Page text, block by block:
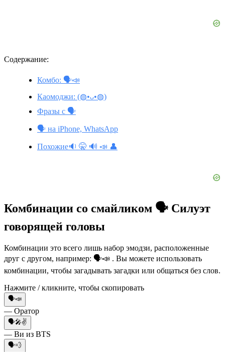
Содержание:
Комбо: 🗣️📣
Каомоджи: (◍•ᴗ•◍)
Фразы с 🗣️
🗣️ на iPhone, WhatsApp
Похожие🔉 🤫 🔊 📣 👤
Комбинации со смайликом 🗣️ Силуэт
говорящей головы
Комбинации это всего лишь набор эмодзи, расположенные
друг с другом, например: 🗣️📣 . Вы можете использовать
комбинации, чтобы загадывать загадки или общаться без слов.
Нажмите / кликните, чтобы скопировать
🗣️📣
— Оратор
🗣️🎤✌️
— Ви из BTS
🗣️💨